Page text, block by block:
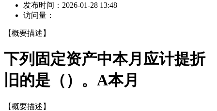
发布时间： 2026-01-28 13:48
访问量：
【概要描述】
下列固定资产中本月应计提折
旧的是（）。A本月
【概要描述】